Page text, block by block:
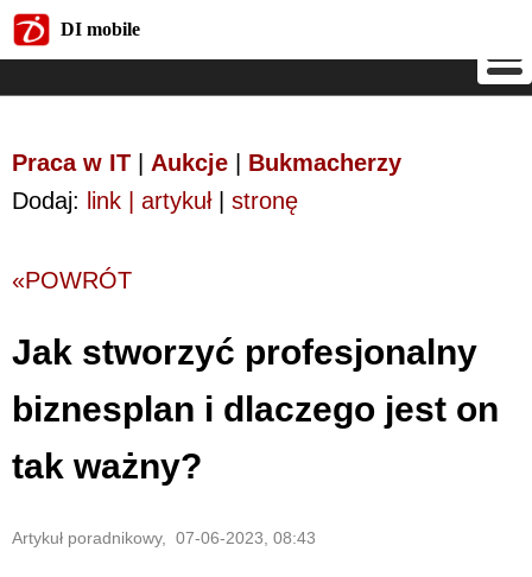
DI mobile
Praca w IT Aukcje
Bukmacherzy
Dodaj: link | artykuł| stronę
«POWRÓT
Jak stworzyć profesjonalny
biznesplan i dlaczego jest on
tak ważny?
Artykuł poradnikowy, 07-06-2023, 08:43
DI mobile